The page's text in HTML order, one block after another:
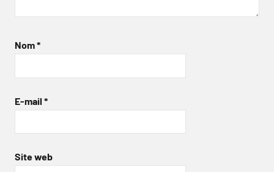
Nom*
E-mail *
Site web